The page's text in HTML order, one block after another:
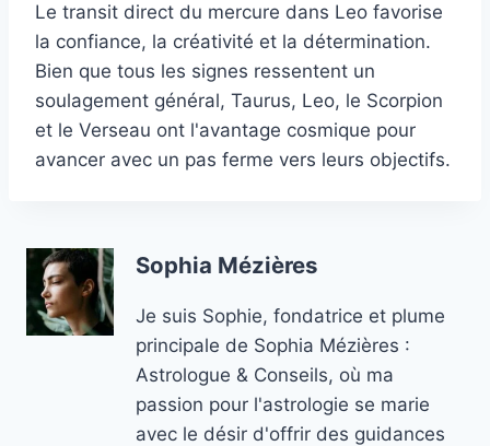
Le transit direct du mercure dans Leo favorise
la confiance, la créativité et la détermination.
Bien que tous les signes ressentent un
soulagement général, Taurus, Leo, le Scorpion
et le Verseau ont l'avantage cosmique pour
avancer avec un pas ferme vers leurs objectifs.
Sophia Mézières
Je suis Sophie, fondatrice et plume
principale de Sophia Mézières :
Astrologue & Conseils, où ma
passion pour l'astrologie se marie
avec le désir d'offrir des guidances